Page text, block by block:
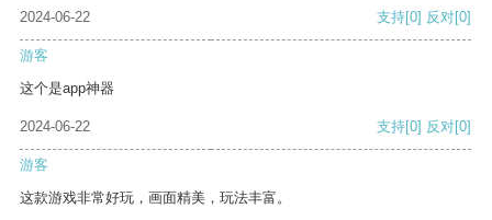
2024-06-22
支持[0] 反对[0]
游客
这个是app神器
2024-06-22 支持[0] 反对[0]
游客
这款游戏非常好玩，画面精美，玩法丰富。